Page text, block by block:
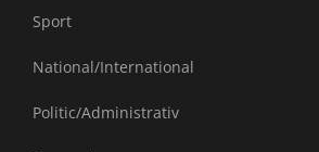
Sport
National/International
Politic/Administrativ